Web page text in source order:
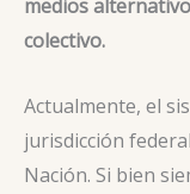
medios
colectivo.
Actualmente, el
jurisdicción
Nación. Si bien